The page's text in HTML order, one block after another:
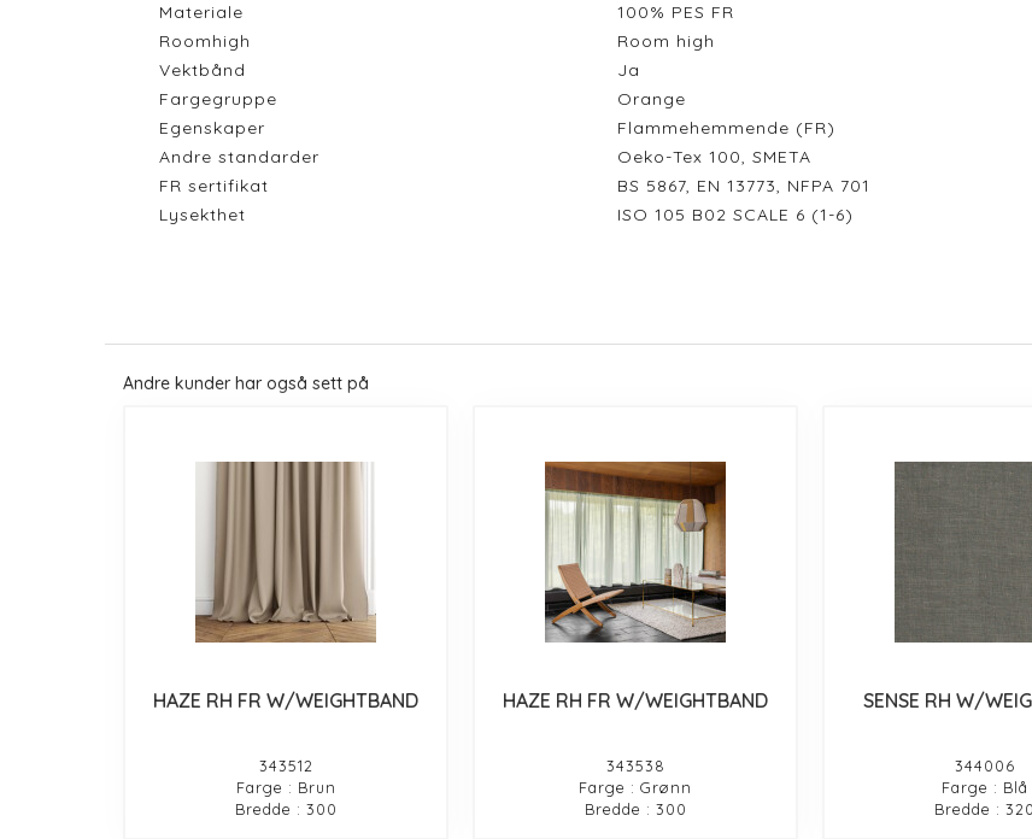
Materiale
100% PES FR
Roomhigh
Room high
Vektbånd
Ja
Fargegruppe
Orange
Egenskaper
Flammehemmende (FR)
Andre standarder
Oeko-Tex 100, SMETA
FR sertifikat
BS 5867, EN 13773, NFPA 701
Lysekthet
ISO 105 B02 SCALE 6 (1-6)
Andre kunder har også sett på
HAZE RH FR W/WEIGHTBAND
343512
Farge : Brun
Bredde : 300
HAZE RH FR W/WEIGHTBAND
343538
Farge : Grønn
Bredde : 300
SENSE RH W/
344006
Farge : Blå
Bredde : 320